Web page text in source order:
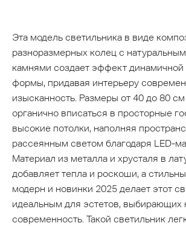
Эта модель светильника в виде
разноразмерных колец с
камнями создает эффект динамичной
формы, придавая интерьеру
изысканность. Размеры от 40 до 80
органично вписаться в просторные
высокие потолки, наполняя
рассеянным светом благодаря LED-
Материал из металла и хрусталя в
добавляет тепла и роскоши, а
модерн и новинки 2025 делает этот
идеальным для эстетов, выбирающих
современность. Такой светильник